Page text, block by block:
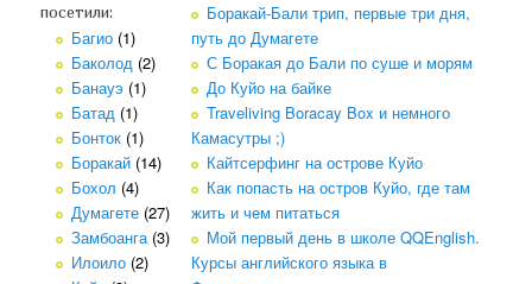
посетили:
Багио (1)
Баколод (2)
Банауэ (1)
Батад (1)
Бонток (1)
Боракай (14)
Бохол (4)
Думагете (27)
Замбоанга(3)
Илоило (2)
Боракай-Бали трип, первые три дня,
путь до Думагете
С Боракая до Бали по суше и морям
До Куйо на байке
Traveliving Boracay Box и немного
Камасутры ;)
Кайтсерфинг на острове Куйо
Как попасть на остров Куйо, где там
жить и чем питаться
Мой первый день в школе QQEnglish.
Курсы английского языка в